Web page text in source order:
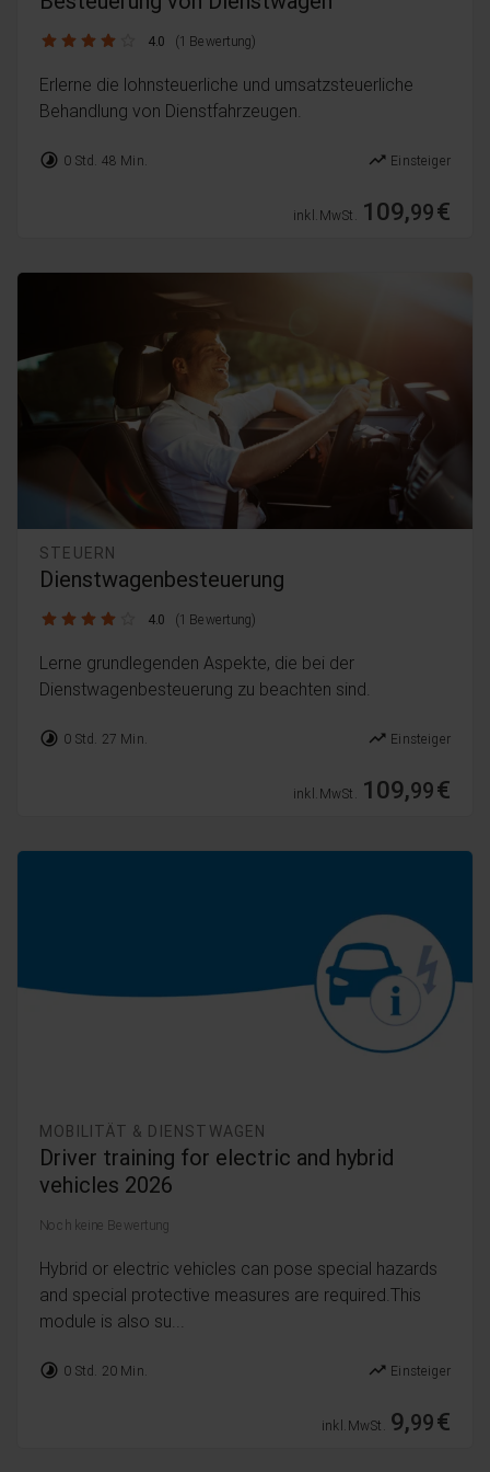
4.0 / 5 4.0 (1 Bewertung)
Erlerne die lohnsteuerliche und umsatzsteuerliche
Behandlung von Dienstfahrzeugen.
timelapse 0 Std. 48 Min. trending_up Einsteiger
inkl. MwSt. 109,99€
STEUERN
Dienstwagenbesteuerung
4.0 / 5 4.0 (1 Bewertung)
Lerne grundlegenden Aspekte, die bei der
Dienstwagenbesteuerung zu beachten sind.
timelapse 0 Std. 27 Min. trending_up Einsteiger
inkl. MwSt. 109,99€
MOBILITÄT & DIENSTWAGEN
Driver training for electric and hybrid
vehicles 2026
Noch keine Bewertung
Hybrid or electric vehicles can pose special hazards
and special protective measures are required.This
module is also su...
timelapse 0 Std. 20 Min. trending_up Einsteiger
inkl. MwSt. 9,99€